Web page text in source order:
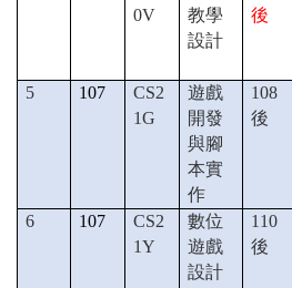
0V
教學
設計
後
5
107
CS2
1G
遊戲
開發
與腳
本實
作
108
後
6
107
CS2
1Y
數位
遊戲
設計
110
後